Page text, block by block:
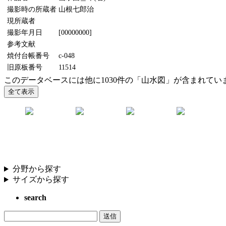
撮影時の所蔵者 山根七郎治
現所蔵者
撮影年月日
[00000000]
参考文献
焼付台帳番号
c-048
旧原板番号
11514
このデータベースには他に1030件の「山水図」が含まれてい
分野から探す
サイズから探す
search